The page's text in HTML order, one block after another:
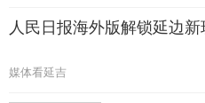
人民日报海外版解锁延边
媒体看延吉